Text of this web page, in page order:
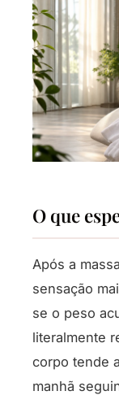
O que
Após a
sensação
se o peso
literalmente
corpo tende
manhã